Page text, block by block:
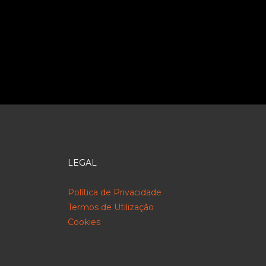
LEGAL
Política de Privacidade
Termos de Utilização
Cookies